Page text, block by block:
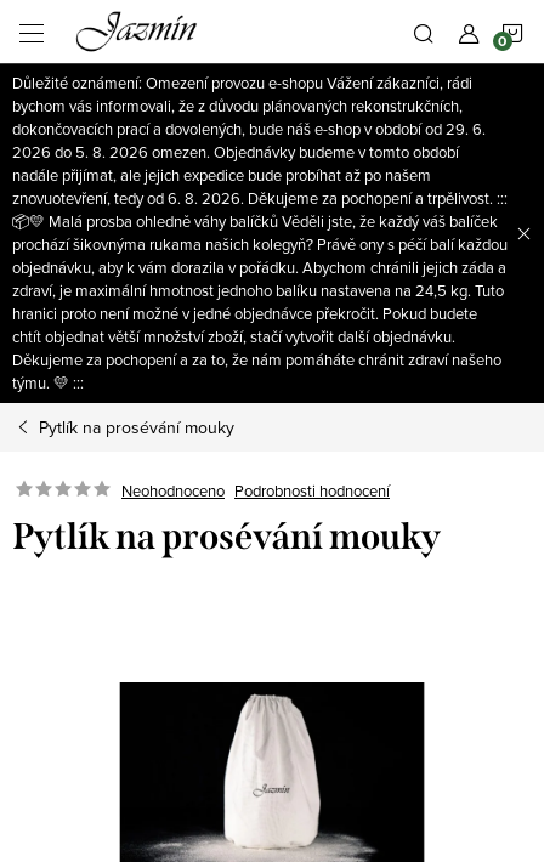
obsah
Důležité oznámení: Omezení provozu e-shopu Vážení zákazníci, rádi
bychom vás informovali, že z důvodu plánovaných rekonstrukčních,
dokončovacích prací a dovolených, bude náš e-shop v období od 29. 6.
2026 do 5. 8. 2026 omezen. Objednávky budeme v tomto období
nadále přijímat, ale jejich expedice bude probíhat až po našem
znovuotevření, tedy od 6. 8. 2026. Děkujeme za pochopení a trpělivost. :::
📦💛 Malá prosba ohledně váhy balíčků Věděli jste, že každý váš balíček
prochází šikovnýma rukama našich kolegyň? Právě ony s péčí balí každou
objednávku, aby k vám dorazila v pořádku. Abychom chránili jejich záda a
zdraví, je maximální hmotnost jednoho balíku nastavena na 24,5 kg. Tuto
hranici proto není možné v jedné objednávce překročit. Pokud budete
chtít objednat větší množství zboží, stačí vytvořit další objednávku.
Děkujeme za pochopení a za to, že nám pomáháte chránit zdraví našeho
týmu. 💛 :::
Pytlík na prosévání mouky
Neohodnoceno Podrobnosti hodnocení
Pytlík na prosévání mouky